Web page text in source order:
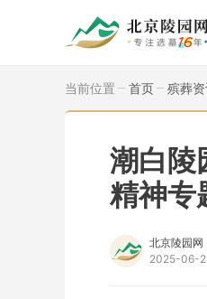
当前位置 首页 殡葬
潮白陵
精神专
北京陵园网
2025-06-